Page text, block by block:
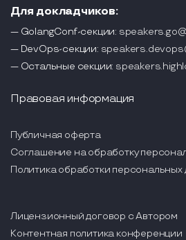
Для докладчиков:
— GolangConf-секции:
— DevOps-секции:
— Остальные секции:
Правовая информация
Публичная оферта
Соглашение на обработку
Политика обработки персональных
Лицензионный договор с Автором
Контентная политика конференции